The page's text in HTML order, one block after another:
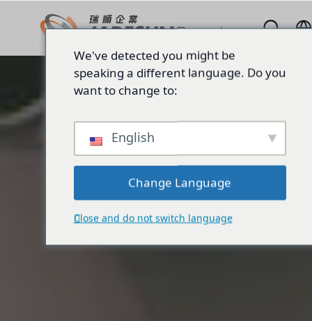
We've detected you might be
speaking a different language. Do you
want to change to:
English
Change Language
Close and do not switch language